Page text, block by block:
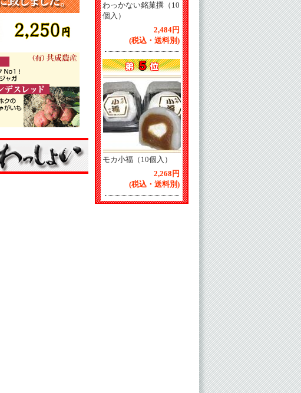
わっかない銘菓撰（10
個入）
2,484円
(税込・送料別)
モカ小福（10個入）
2,268円
(税込・送料別)